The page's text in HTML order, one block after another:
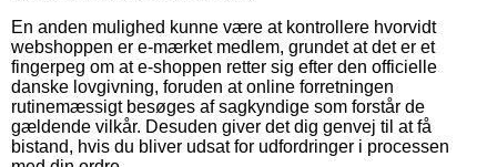
En anden mulighed kunne være at kontrollere hvorvidt
webshoppen er e-mærket medlem, grundet at det er et
fingerpeg om at e-shoppen retter sig efter den officielle
danske lovgivning, foruden at online forretningen
rutinemæssigt besøges af sagkyndige som forstår de
gældende vilkår. Desuden giver det dig genvej til at få
bistand, hvis du bliver udsat for udfordringer i processen